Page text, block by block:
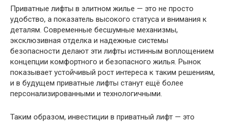
Приватные лифты в элитном жилье — это не просто
удобство, а показатель высокого статуса и внимания к
деталям. Современные бесшумные механизмы,
эксклюзивная отделка и надежные системы
безопасности делают эти лифты истинным воплощением
концепции комфортного и безопасного жилья. Рынок
показывает устойчивый рост интереса к таким решениям,
и в будущем приватные лифты станут ещё более
персонализированными и технологичными.
Таким образом, инвестиции в приватный лифт — это